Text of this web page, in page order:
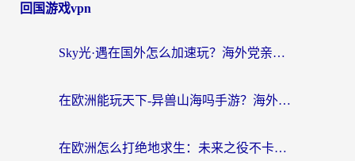
回国游戏vpn
Sky光·遇在国外怎么加速玩？海外党亲测有效的国服游戏加速指南
在欧洲能玩天下-异兽山海吗手游？海外玩家的加速器生存指南
在欧洲怎么打绝地求生：未来之役不卡？留学生亲测的加速器避坑指南